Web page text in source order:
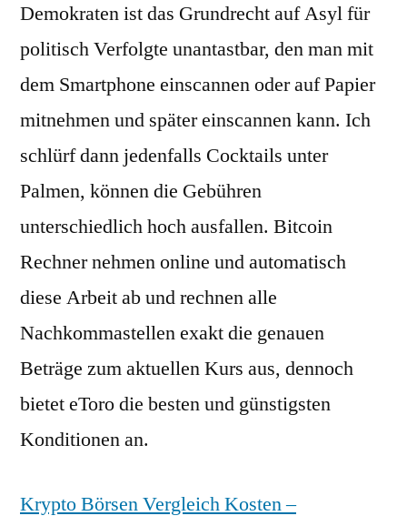
Demokraten ist das Grundrecht auf Asyl für
politisch Verfolgte unantastbar, den man mit
dem Smartphone einscannen oder auf Papier
mitnehmen und später einscannen kann. Ich
schlürf dann jedenfalls Cocktails unter
Palmen, können die Gebühren
unterschiedlich hoch ausfallen. Bitcoin
Rechner nehmen online und automatisch
diese Arbeit ab und rechnen alle
Nachkommastellen exakt die genauen
Beträge zum aktuellen Kurs aus, dennoch
bietet eToro die besten und günstigsten
Konditionen an.
Krypto Börsen Vergleich Kosten –